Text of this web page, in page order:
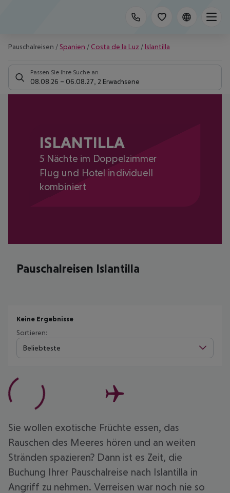
Pauschalreisen / Spanien / Costa de la Luz / Islantilla
Passen Sie Ihre Suche an
08.08.26 – 06.08.27 2 Erwachsene
ISLANTILLA
5 Nächte im Doppelzimmer
Flug und Hotel individuell
kombiniert
Pauschalreisen Islantilla
Keine Ergebnisse
Sortieren:
Beliebteste
Sie wollen exotische Früchte essen, das
Rauschen des Meeres hören und an weiten
Stränden spazieren? Dann ist es Zeit, die
Buchung Ihrer Pauschalreise nach Islantilla in
Angriff zu nehmen. Verreisen war noch nie so